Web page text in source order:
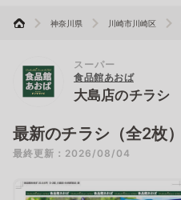
神奈川県 川崎市川崎区
スーパー
食品館あおば
大島店のチラシ
最新のチラシ（全2枚）
最終更新：2026/08/04